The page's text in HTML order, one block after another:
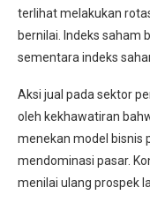
terlihat melakukan
bernilai. Indeks saham
sementara indeks
Aksi jual pada sektor
oleh kekhawatiran
menekan model bisnis
mendominasi pasar.
menilai ulang prospek